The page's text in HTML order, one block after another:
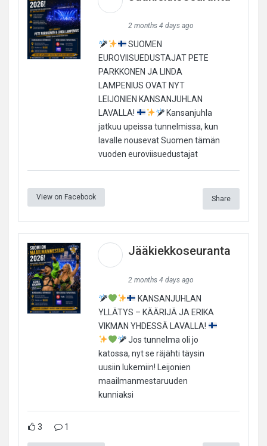
2 months 4 days ago
SUOMEN
EUROVIISUEDUSTAJAT PETE
PARKKONEN JA LINDA
LAMPENIUS OVAT NYT
LEIJONIEN KANSANJUHLAN
LAVALLA!
Kansanjuhla
jatkuu upeissa tunnelmissa, kun
lavalle nousevat Suomen tämän
vuoden euroviisuedustajat
View on Facebook Share
Jääkiekkoseuranta
2 months 4 days ago
KANSANJUHLAN
YLLÄTYS – KÄÄRIJÄ JA ERIKA
VIKMAN YHDESSÄ LAVALLA!
Jos tunnelma oli jo
katossa, nyt se räjähti täysin
uusiin lukemiin! Leijonien
maailmanmestaruuden
kunniaksi
3 1